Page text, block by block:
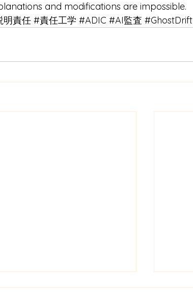
and modifications are impossible.
明責任 #責任工学 #ADIC #AI監査 #GhostDrift